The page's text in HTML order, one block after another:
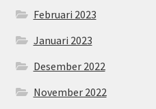
Februari 2023
Januari 2023
Desember 2022
November 2022